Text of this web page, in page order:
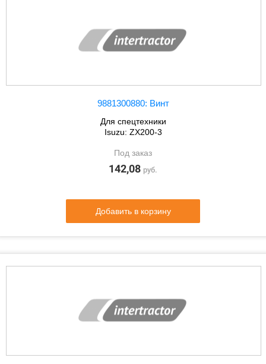
9881300880: Винт
Для спецтехники
Isuzu: ZX200-3
Под заказ
142,08 руб.
Добавить в корзину